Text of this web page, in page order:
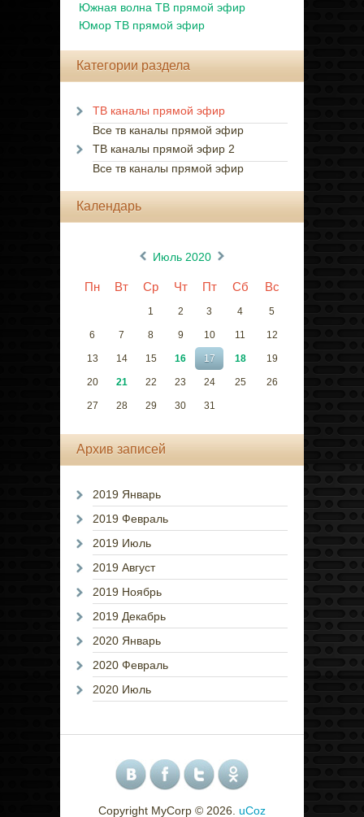
Южная волна ТВ прямой эфир
Юмор ТВ прямой эфир
Категории раздела
ТВ каналы прямой эфир
Все тв каналы прямой эфир
ТВ каналы прямой эфир 2
Все тв каналы прямой эфир
Календарь
Июль 2020
Пн Вт Ср Чт Пт Сб Вс
1 2 3 4 5
6 7 8 9 10 11 12
13 14 15 16 17 18 19
20 21 22 23 24 25 26
27 28 29 30 31
Архив записей
2019 Январь
2019 Февраль
2019 Июль
2019 Август
2019 Ноябрь
2019 Декабрь
2020 Январь
2020 Февраль
2020 Июль
Copyright MyCorp © 2026 uCoz